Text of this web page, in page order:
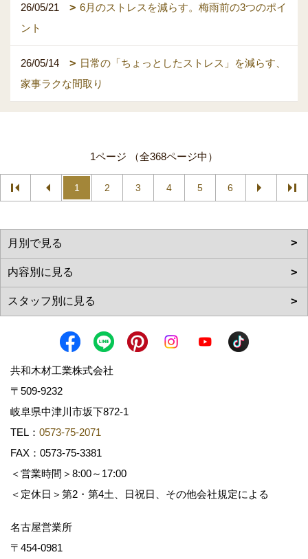
26/05/21
6月のストレスを減らす。梅雨前の3つのポイ
ント
26/05/14
日常の「ちょっとしたストレス」を減らす、
家事ラクな間取り
1ページ （全368ページ中）
1 2 3 4 5 6
共和木材工業株式会社
〒509-9232
岐阜県中津川市坂下872‐1
TEL： 0573-75-2071
FAX：0573-75-3381
＜営業時間＞8:00～17:00
＜定休日＞第2・第4土、日祝日、その他会社規定による
名古屋営業所
〒454-0981